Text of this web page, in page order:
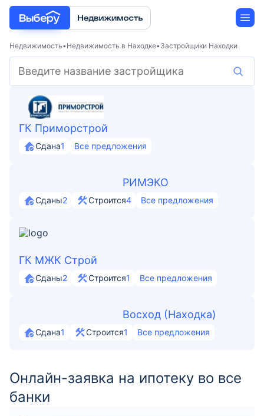
Новостройки
Застройщики
Ипотека
Недвижимость Недвижимость в Находке Застройщики Находки
ГК Приморстрой
Сдана1 Все предложения
РИМЭКО
Сданы2 Строится4 Все предложения
ГК МЖК Строй
Сданы2 Строится1 Все предложения
Восход (Находка)
Сдана1 Строится1 Все предложения
Онлайн-заявка на ипотеку во все
банки